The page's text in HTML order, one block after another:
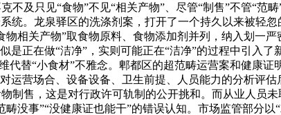
及只见“食物”不见“相关产物”、尽管“制售”不管“范畴
统。龙泉驿区的洗涤剂案，打开了一个持久以来被轻忽
相关产物”取食物原料、食物添加剂并列，纳入划一严
正在做“洁净”，实则可能正在“洁净”的过程中引入了
替“小食材”不雅念。郫都区的超范畴运营案和健康证
运营场合、设备设备、卫生前提、人员能力的分析评
制售，这是对行政许可轨制的公开挑和。而从业人员
没事”“没健康证也能干”的错误认知。市场监管部分以